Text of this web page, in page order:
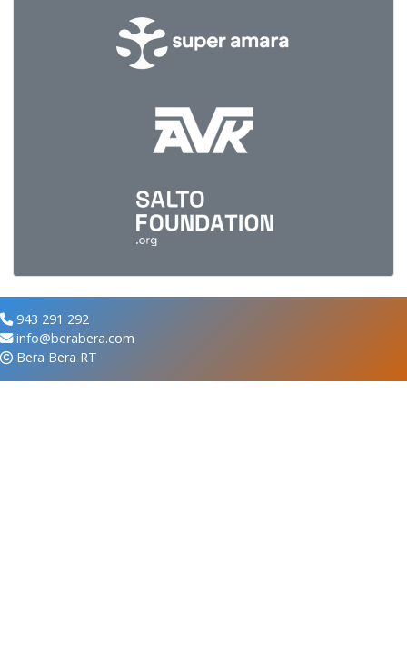
943 291 292
info@berabera.com
Bera Bera RT